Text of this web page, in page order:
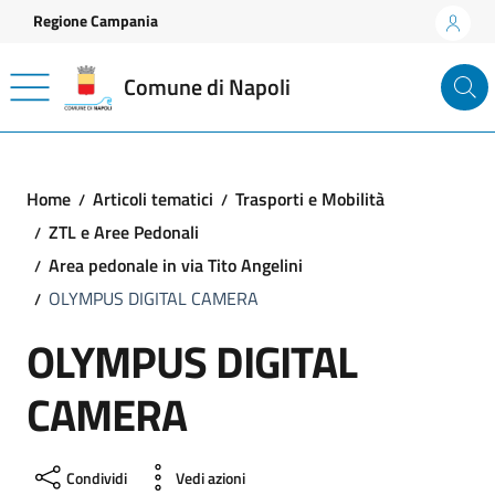
Vai ai contenuti
Vai al footer
Regione Campania
Comune di Napoli
Home Articoli tematici
Trasporti e Mobilità
ZTL e Aree Pedonali
Area pedonale in via Tito Angelini
OLYMPUS DIGITAL CAMERA
OLYMPUS DIGITAL
CAMERA
Condividi Vedi azioni